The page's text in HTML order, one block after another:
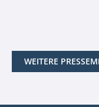
WEITERE